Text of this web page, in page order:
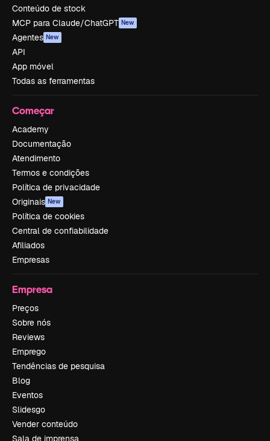
Conteúdo de stock
MCP para Claude/ChatGPT New
Agentes New
API
App móvel
Todas as ferramentas
Começar
Academy
Documentação
Atendimento
Termos e condições
Política de privacidade
Originais New
Política de cookies
Central de confiabilidade
Afiliados
Empresas
Empresa
Preços
Sobre nós
Reviews
Emprego
Tendências de pesquisa
Blog
Eventos
Slidesgo
Vender conteúdo
Sala de imprensa